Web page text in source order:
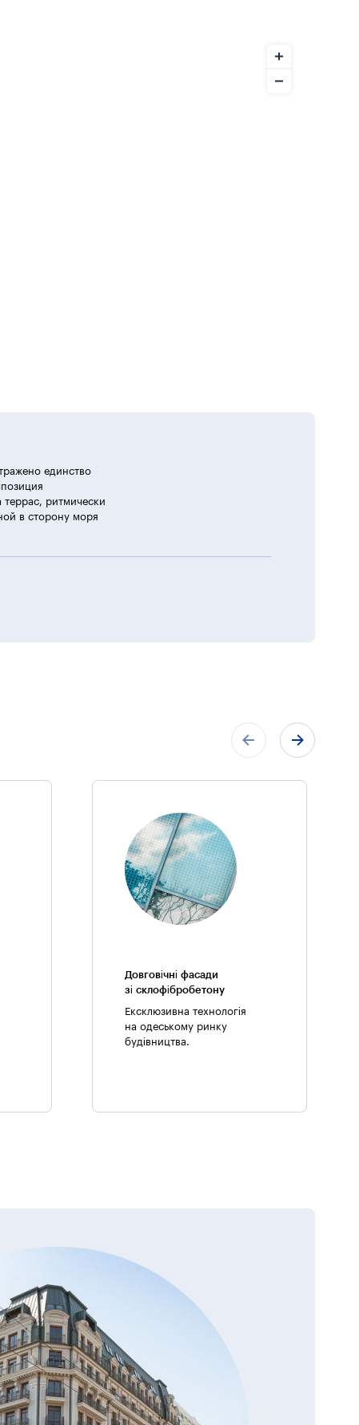
единство
террас, ритмически
в сторону моря
і поперечному напрямку, в горизонтальних
Довговічні фасади
зі склофібробетону
Ексклюзивна технологія
на одеському ринку
будівництва.